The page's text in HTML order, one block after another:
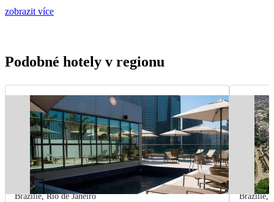
zobrazit více
Podobné hotely v regionu
Brazílie,Rio de Janeiro Brazílie,